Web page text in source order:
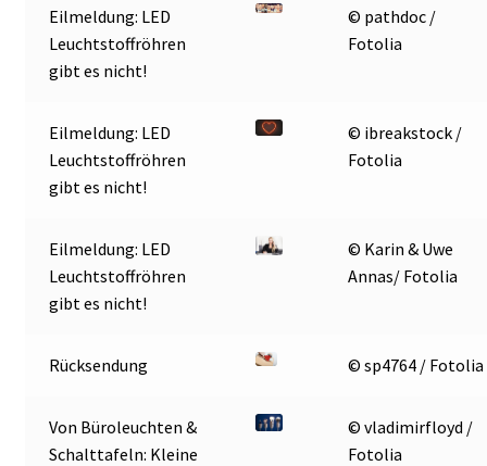
Eilmeldung: LED
Leuchtstoffröhren
gibt es nicht!
© pathdoc /
Fotolia
Eilmeldung: LED
Leuchtstoffröhren
gibt es nicht!
© ibreakstock /
Fotolia
Eilmeldung: LED
Leuchtstoffröhren
gibt es nicht!
© Karin & Uwe
Annas/ Fotolia
Rücksendung © sp4764 / Fotolia
Von Büroleuchten &
Schalttafeln: Kleine
© vladimirfloyd /
Fotolia